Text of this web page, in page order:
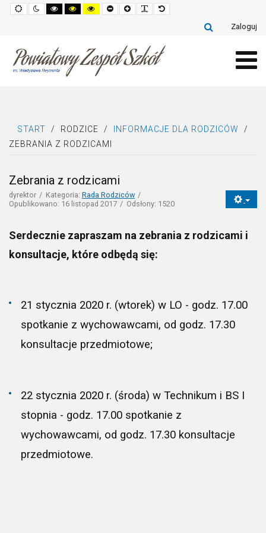
Default
mode
Night
mode
High
contrast
High
contrast
High
contrast
Set
smaller
Set
larger
Make
font
Set
default
Zaloguj
START / RODZICE / INFORMACJE DLA RODZICÓW
/
ZEBRANIA Z RODZICAMI
Zebrania z rodzicami
dyrektor Kategoria: Rada Rodziców
Opublikowano: 16 listopad 2017
Odsłony: 1520
Serdecznie zapraszam na zebrania z rodzicami i
konsultacje, które odbędą się:
21 stycznia 2020 r. (wtorek) w LO - godz. 17.00
spotkanie z wychowawcami, od godz. 17.30
konsultacje przedmiotowe;
22 stycznia 2020 r. (środa) w Technikum i BS I
stopnia - godz. 17.00 spotkanie z
wychowawcami, od godz. 17.30 konsultacje
przedmiotowe.